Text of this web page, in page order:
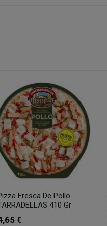
Fresca De Pollo
410 Gr
€